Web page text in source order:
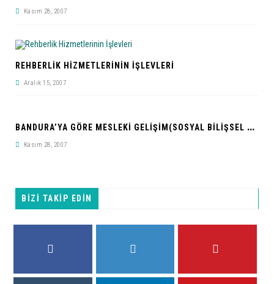
Kasım 28, 2007
REHBERLIK HIZMETLERININ İŞLEVLERI
Aralık 15, 2007
B
ANDURA’YA GÖRE MESLEKI GELIŞIM(SOSYAL BILIŞSEL KURAM)
Kasım 28, 2007
BİZİ TAKİP EDİN